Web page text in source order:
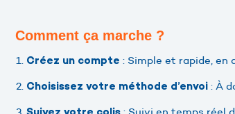
Comment ça marche ?
Créez un compte : Simple et rapide, en
Choisissez votre méthode d’envoi : À